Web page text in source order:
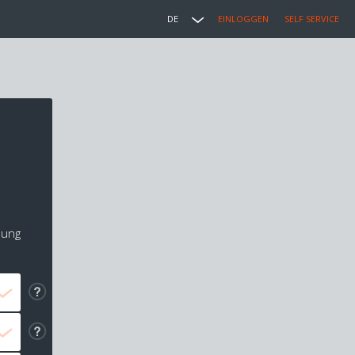
DE EINLOGGEN SELF SERVICE